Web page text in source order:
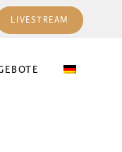
LIVESTREAM